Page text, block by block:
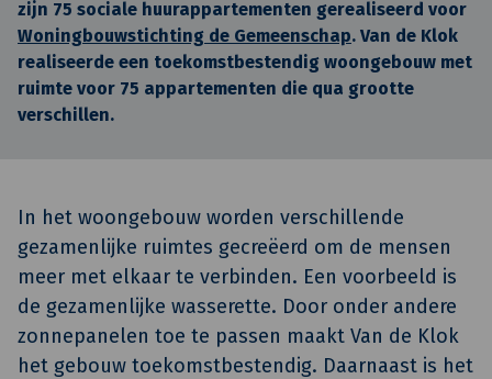
zijn 75 sociale huurappartementen gerealiseerd voor
Woningbouwstichting de Gemeenschap. Van de Klok
realiseerde een toekomstbestendig woongebouw met
ruimte voor 75 appartementen die qua grootte
verschillen.
In het woongebouw worden verschillende
gezamenlijke ruimtes gecreëerd om de mensen
meer met elkaar te verbinden. Een voorbeeld is
de gezamenlijke wasserette. Door onder andere
zonnepanelen toe te passen maakt Van de Klok
het gebouw toekomstbestendig. Daarnaast is het